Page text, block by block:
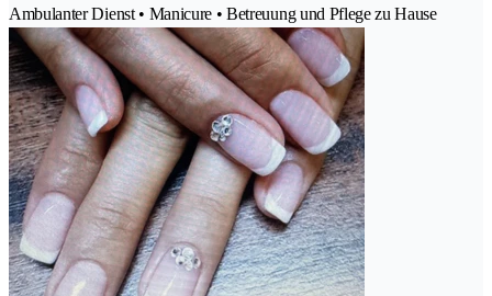
Ambulanter Dienst • Manicure • Betreuung und Pflege zu Hause